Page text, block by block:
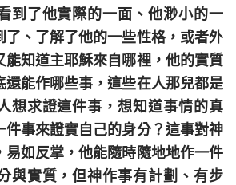
到了他實際的一面、他渺小的一
了、了解了他的一些性格，或者外
能知道主耶穌來自哪裡，他的實質
還能作哪些事，這些在人那兒都是
想求證這件事，想知道事情的真
件事來證實自己的身分？這事對神
易如反掌，他能隨時隨地地作一件
與實質，但神作事有計劃、有步